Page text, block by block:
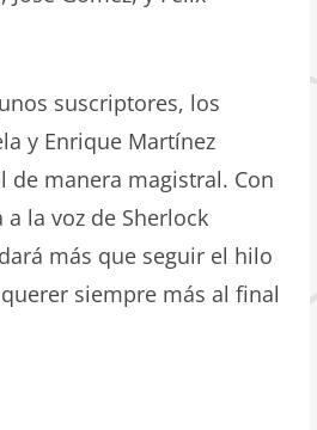
suscriptores, los
y Enrique Martínez
de manera magistral. Con
la voz de Sherlock
más que seguir el hilo
siempre más al final